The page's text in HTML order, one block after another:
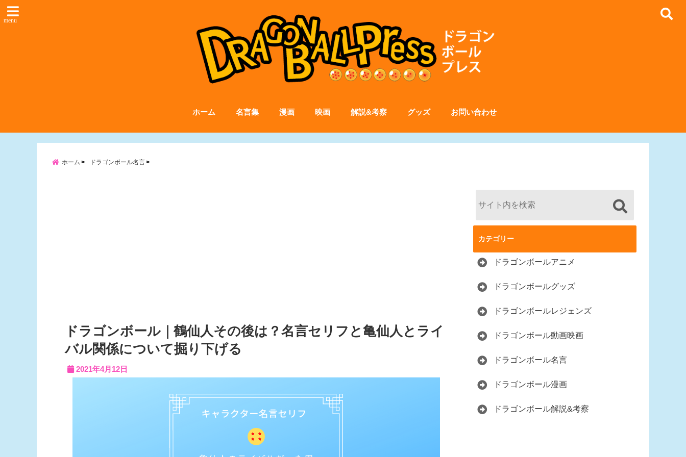
menu
ホーム 名言集 漫画 映画 解説&考察 グッズ お問い合わせ
ホーム ドラゴンボール名言
ドラゴンボール｜鶴仙人その後は？名言セリフと亀仙人とライ
バル関係について掘り下げる
2021年4月12日
カテゴリー
ドラゴンボールアニメ
ドラゴンボールグッズ
ドラゴンボールレジェンズ
ドラゴンボール動画映画
ドラゴンボール名言
ドラゴンボール漫画
ドラゴンボール解説&考察